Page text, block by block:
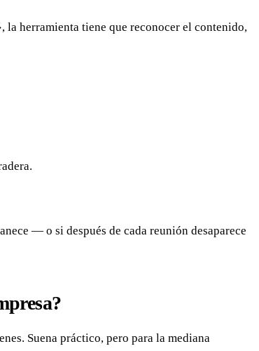
la herramienta tiene que reconocer el contenido,
— o si después de cada reunión desaparece
Suena práctico, pero para la mediana